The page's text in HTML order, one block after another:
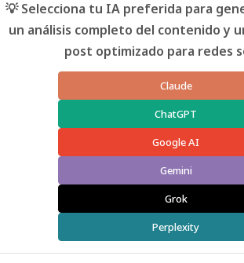
💡 Selecciona tu IA preferida para
un análisis completo del contenido y
post optimizado para redes
Claude
ChatGPT
Google AI
Gemini
Grok
Perplexity